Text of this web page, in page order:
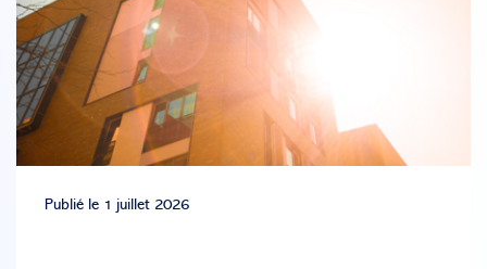
Publié le 1 juillet 2026